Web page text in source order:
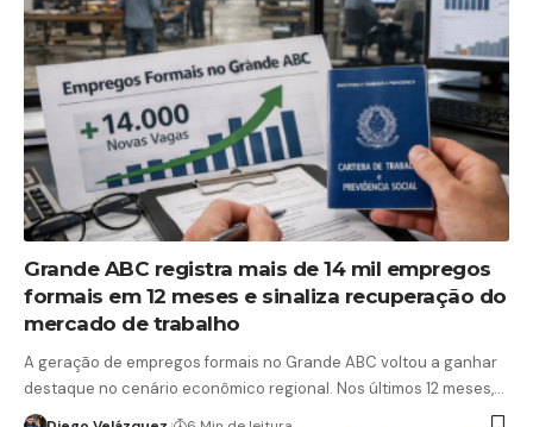
Grande ABC registra mais de 14 mil empregos
formais em 12 meses e sinaliza recuperação do
mercado de trabalho
A geração de empregos formais no Grande ABC voltou a ganhar
destaque no cenário econômico regional. Nos últimos 12 meses,…